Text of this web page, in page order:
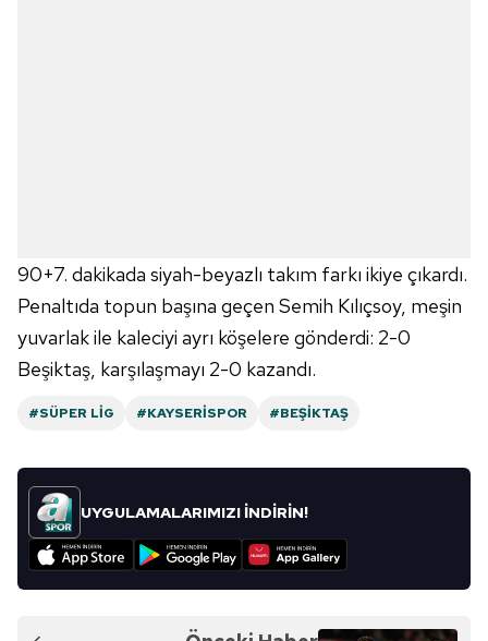
90+7. dakikada siyah-beyazlı takım farkı ikiye çıkardı.
Penaltıda topun başına geçen Semih Kılıçsoy, meşin
yuvarlak ile kaleciyi ayrı köşelere gönderdi: 2-0
Beşiktaş, karşılaşmayı 2-0 kazandı.
#SÜPER LIG #KAYSERISPOR #BEŞIKTAŞ
UYGULAMALARIMIZI İNDİRİN!